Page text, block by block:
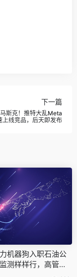
下一篇
斯克！推特大乱Meta
上线竞品，后天即发布
机器狗入职石油公
测样样行，高管：
累